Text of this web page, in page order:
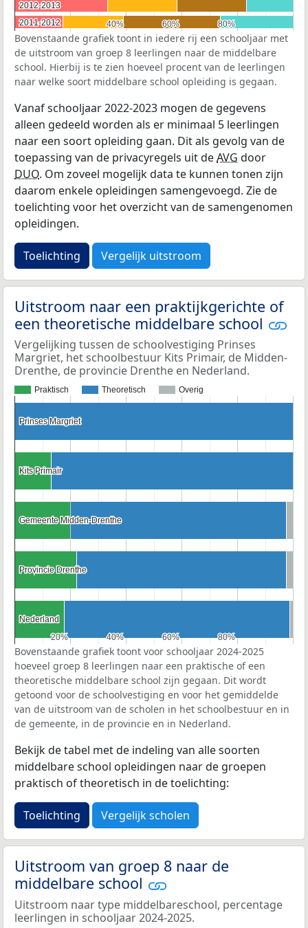
40%
40% 60%
60% 80%
80%
2012-2013
2012-2013
2011-2012
2011-2012
Bovenstaande grafiek toont in iedere rij een schooljaar met
de uitstroom van groep 8 leerlingen naar de middelbare
school. Hierbij is te zien hoeveel procent van de leerlingen
naar welke soort middelbare school opleiding is gegaan.
Vanaf schooljaar 2022-2023 mogen de gegevens
alleen gedeeld worden als er minimaal 5 leerlingen
naar een soort opleiding gaan. Dit als gevolg van de
toepassing van de privacyregels uit deAVG door
DUO. Om zoveel mogelijk data te kunnen tonen zijn
daarom enkele opleidingen samengevoegd. Zie de
toelichting voor het overzicht van de samengenomen
opleidingen.
Toelichting Vergelijk uitstroom
Uitstroom naar een praktijkgerichte of
een theoretische middelbare school
Vergelijking tussen de schoolvestiging Prinses
Margriet, het schoolbestuur Kits Primair, de Midden-
Drenthe, de provincie Drenthe en Nederland.
Praktisch Theoretisch Overig
20%
20% 40%
40% 60%
60% 80%
80%
Prinses Margriet
Prinses Margriet
Kits Primair
Kits Primair
Gemeente Midden-Drenthe
Gemeente Midden-Drenthe
Provincie Drenthe
Provincie Drenthe
Nederland
Nederland
Bovenstaande grafiek toont voor schooljaar 2024-2025
hoeveel groep 8 leerlingen naar een praktische of een
theoretische middelbare school zijn gegaan. Dit wordt
getoond voor de schoolvestiging en voor het gemiddelde
van de uitstroom van de scholen in het schoolbestuur en in
de gemeente, in de provincie en in Nederland.
Bekijk de tabel met de indeling van alle soorten
middelbare school opleidingen naar de groepen
praktisch of theoretisch in de toelichting:
Toelichting Vergelijk scholen
Uitstroom van groep 8 naar de
middelbare school
Uitstroom naar type middelbareschool, percentage
leerlingen in schooljaar 2024-2025.